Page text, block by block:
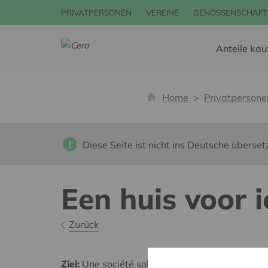
PRIVATPERSONEN VEREINE
Anteile
Home
Diese Seite ist nicht ins Deutsche
Een huis voor
Zurück
Ziel: Une société solidaire et respectueuse,